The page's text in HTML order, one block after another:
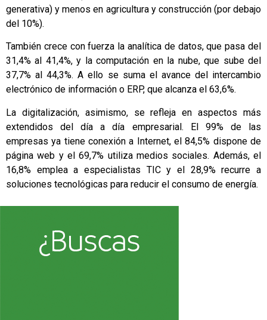
generativa) y menos en agricultura y construcción (por debajo
del 10%).
También crece con fuerza la analítica de datos, que pasa del
31,4% al 41,4%, y la computación en la nube, que sube del
37,7% al 44,3%. A ello se suma el avance del intercambio
electrónico de información o ERP, que alcanza el 63,6%.
La digitalización, asimismo, se refleja en aspectos más
extendidos del día a día empresarial. El 99% de las
empresas ya tiene conexión a Internet, el 84,5% dispone de
página web y el 69,7% utiliza medios sociales. Además, el
16,8% emplea a especialistas TIC y el 28,9% recurre a
soluciones tecnológicas para reducir el consumo de energía.